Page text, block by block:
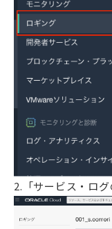
2.「サービス・ログ